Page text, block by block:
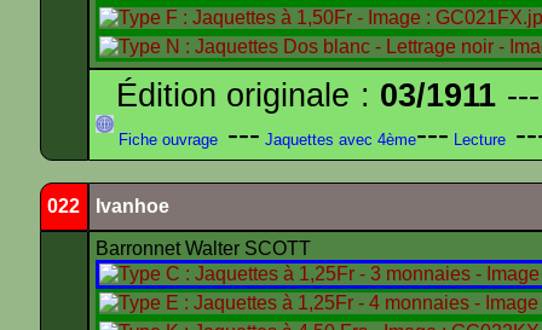
Édition originale : 03/1911
Fiche ouvrage --- Jaquettes avec 4ème--- Lecture
022 Ivanhoe
Barronnet Walter SCOTT